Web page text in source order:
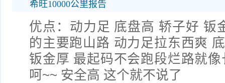
希旺10000公里报告
优点：动力足 底盘高 轿子好 钣
的主要跑山路 动力足拉东西爽
钣金厚 最起码不会跑段烂路就
呵~~ 安全高 这个就不说了